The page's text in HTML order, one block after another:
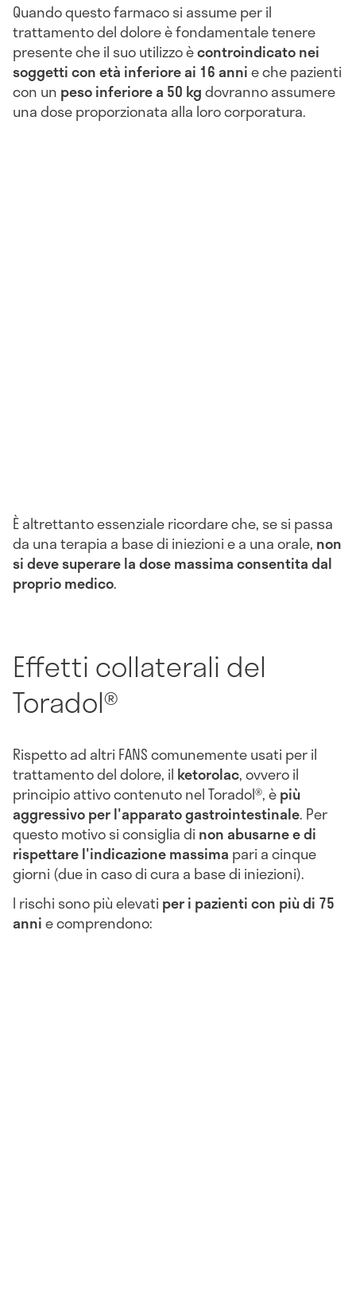
Quando questo farmaco si assume per il
trattamento del dolore è fondamentale tenere
presente che il suo utilizzo ècontroindicato nei
soggetti con età inferiore ai 16 annie che pazienti
con un peso inferiore a 50 kgdovranno assumere
una dose proporzionata alla loro corporatura.
È altrettanto essenziale ricordare che, se si passa
da una terapia a base di iniezioni e a una orale, non
si deve superare la dose massima consentita dal
proprio medico.
Effetti collaterali del
Toradol®
Rispetto ad altri FANS comunemente usati per il
trattamento del dolore, il ketorolac, ovvero il
principio attivo contenuto nel Toradol®, èpiù
aggressivo per l'apparato gastrointestinale. Per
questo motivo si consiglia di non abusarne e di
rispettare l'indicazione massima pari a cinque
giorni (due in caso di cura a base di iniezioni).
I rischi sono più elevati per i pazienti con più di 75
annie comprendono: